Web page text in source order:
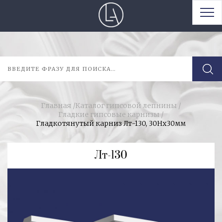
Главная /Каталог гипсовой лепнины /
Гладкие гипсовые карнизы/
Гладкотянутый карниз Лт-130, 30Нх30мм
Лт-130